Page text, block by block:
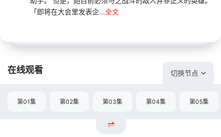
「即将在大会里发表企...全文
在线观看 切换节点
第01集 第02集 第03集 第04集 第05集